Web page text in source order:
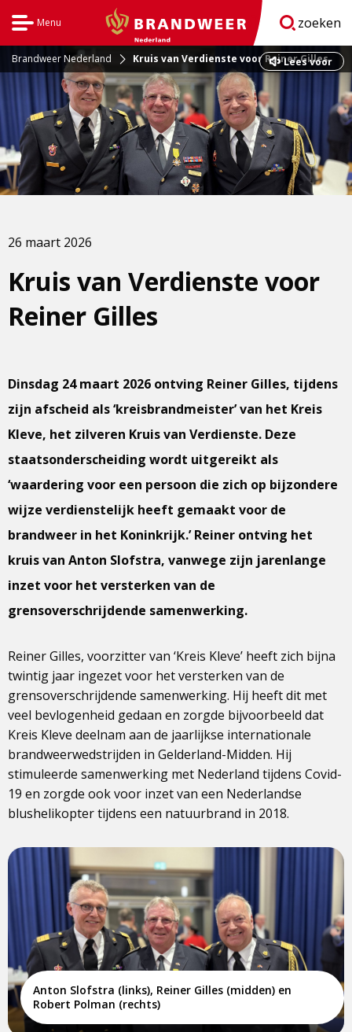
Menu
BrandweerNederland.nl
zoeken
Brandweer Nederland Kruis van Verdienste voor Reiner Gilles
Dit
externe
pagina
Lees voor
Kruis van Verdienste voor
Reiner Gilles
26 maart 2026
Dinsdag 24 maart 2026 ontving Reiner Gilles, tijdens
zijn afscheid als ‘kreisbrandmeister’ van het Kreis
Kleve, het zilveren Kruis van Verdienste. Deze
staatsonderscheiding wordt uitgereikt als
‘waardering voor een persoon die zich op bijzondere
wijze verdienstelijk heeft gemaakt voor de
brandweer in het Koninkrijk.’ Reiner ontving het
kruis van Anton Slofstra, vanwege zijn jarenlange
inzet voor het versterken van de
grensoverschrijdende samenwerking.
Reiner Gilles, voorzitter van ‘Kreis Kleve’ heeft zich bijna
twintig jaar ingezet voor het versterken van de
grensoverschrijdende samenwerking. Hij heeft dit met
veel bevlogenheid gedaan en zorgde bijvoorbeeld dat
Kreis Kleve deelnam aan de jaarlijkse internationale
brandweerwedstrijden in Gelderland-Midden. Hij
stimuleerde samenwerking met Nederland tijdens Covid-
19 en zorgde ook voor inzet van een Nederlandse
blushelikopter tijdens een natuurbrand in 2018.
Anton Slofstra (links), Reiner Gilles (midden) en
Robert Polman (rechts)